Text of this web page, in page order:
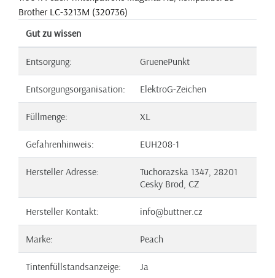
Brother LC-3213M (320736)
Gut zu wissen
Entsorgung: GruenePunkt
Entsorgungsorganisation: ElektroG-Zeichen
Füllmenge: XL
Gefahrenhinweis: EUH208-1
Hersteller Adresse:
Tuchorazska 1347, 28201
Cesky Brod, CZ
Hersteller Kontakt: info@buttner.cz
Marke: Peach
Tintenfüllstandsanzeige: Ja